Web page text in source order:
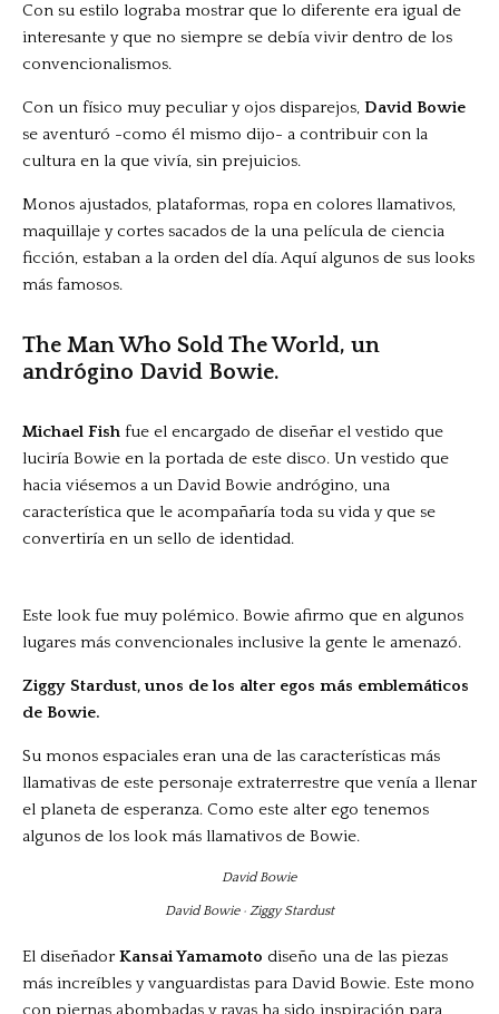
Con su estilo lograba mostrar que lo diferente era igual de
interesante y que no siempre se debía vivir dentro de los
convencionalismos.
Con un físico muy peculiar y ojos disparejos, David Bowie
se aventuró -como él mismo dijo- a contribuir con la
cultura en la que vivía, sin prejuicios.
Monos ajustados, plataformas, ropa en colores llamativos,
maquillaje y cortes sacados de la una película de ciencia
ficción, estaban a la orden del día. Aquí algunos de sus looks
más famosos.
The Man Who Sold The World, un
andrógino David Bowie.
Michael Fish fue el encargado de diseñar el vestido que
luciría Bowie en la portada de este disco. Un vestido que
hacia viésemos a un David Bowie andrógino, una
característica que le acompañaría toda su vida y que se
convertiría en un sello de identidad.
Este look fue muy polémico. Bowie afirmo que en algunos
lugares más convencionales inclusive la gente le amenazó.
Ziggy Stardust, unos de los alter egos más emblemáticos
de Bowie.
Su monos espaciales eran una de las características más
llamativas de este personaje extraterrestre que venía a llenar
el planeta de esperanza. Como este alter ego tenemos
algunos de los look más llamativos de Bowie.
David Bowie · Ziggy Stardust
El diseñadorKansai Yamamoto diseño una de las piezas
más increíbles y vanguardistas para David Bowie. Este mono
con piernas abombadas y rayas ha sido inspiración para